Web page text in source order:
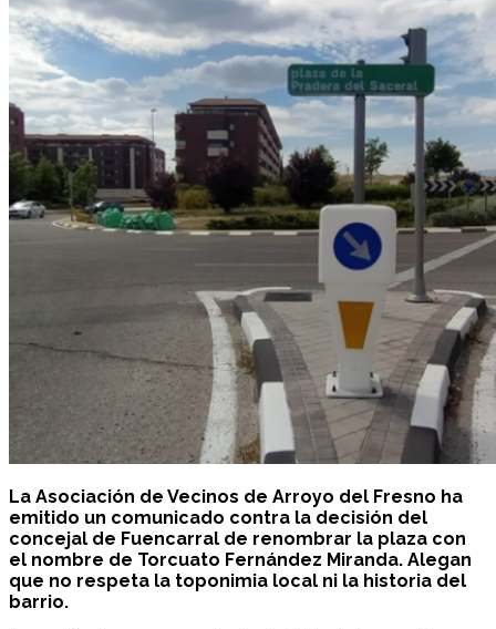
La Asociación de Vecinos de Arroyo del Fresno ha
emitido un comunicado contra la decisión del
concejal de Fuencarral de renombrar la plaza con
el nombre de Torcuato Fernández Miranda. Alegan
que no respeta la toponimia local ni la historia del
barrio.